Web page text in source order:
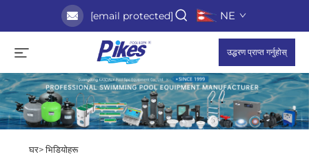
[email protected] NE
उद्धरण प्राप्त गर्नुहोस्
घर>भिडियोहरू